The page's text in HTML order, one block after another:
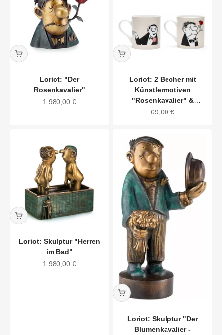
Loriot: "Der
Rosenkavalier"
Angebot
1.980,00 €
Loriot: 2 Becher mit
Künstlermotiven
"Rosenkavalier" &
"Conférencier" im Set,
Angebot
69,00 €
Loriot: Skulptur "Herren
im Bad"
Angebot
1.980,00 €
Loriot: Skulptur "Der
Blumenkavalier -